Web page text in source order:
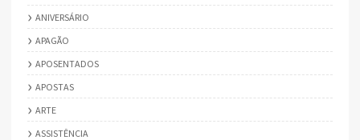
ANIVERSÁRIO
APAGÃO
APOSENTADOS
APOSTAS
ARTE
ASSISTÊNCIA